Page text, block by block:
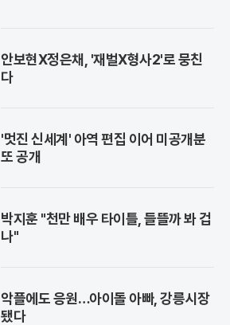
안보현X정은채, '재벌X형사2'로 뭉친
다
'멋진 신세계' 아역 편집 이어 미공개분
또 공개
박지훈 "천만 배우 타이틀, 들뜰까 봐 겁
나"
악플에도 응원…아이돌 아빠, 강릉시장
됐다